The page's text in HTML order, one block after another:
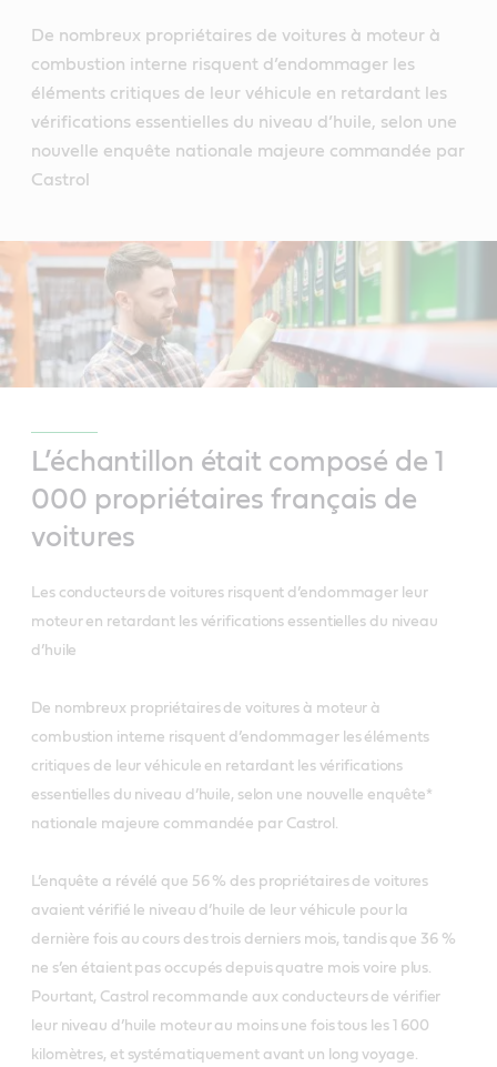
De nombreux propriétaires de voitures à moteur à
combustion interne risquent d’endommager les
éléments critiques de leur véhicule en retardant les
vérifications essentielles du niveau d’huile, selon une
nouvelle enquête nationale majeure commandée par
Castrol
L’échantillon était composé de 1
000 propriétaires français de
voitures
Les conducteurs de voitures risquent d’endommager leur
moteur en retardant les vérifications essentielles du niveau
d’huile
De nombreux propriétaires de voitures à moteur à
combustion interne risquent d’endommager les éléments
critiques de leur véhicule en retardant les vérifications
essentielles du niveau d’huile, selon une nouvelle enquête*
nationale majeure commandée par Castrol.
L’enquête a révélé que 56 % des propriétaires de voitures
avaient vérifié le niveau d’huile de leur véhicule pour la
dernière fois au cours des trois derniers mois, tandis que 36 %
ne s’en étaient pas occupés depuis quatre mois voire plus.
Pourtant, Castrol recommande aux conducteurs de vérifier
leur niveau d’huile moteur au moins une fois tous les 1 600
kilomètres, et systématiquement avant un long voyage.